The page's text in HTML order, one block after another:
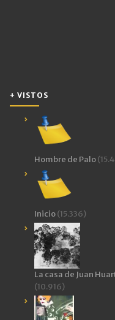
+ VISTOS
Hombre de Palo
Inicio(15.336)
La casa de Juan
(10.916)